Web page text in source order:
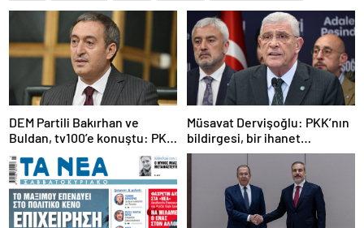
DEM Partili Bakırhan ve
Buldan, tv100’e konuştu: PKK
ne zaman kendini feshedecek
Müsavat Dervişoğlu: PKK’nın
bildirgesi, bir ihanet
açıklamasıdır